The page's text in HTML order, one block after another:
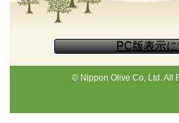
© Nippon Olive Co, Ltd. All